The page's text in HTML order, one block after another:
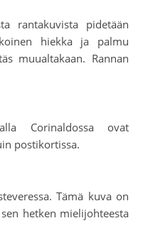
rantakuvista pidetään
hiekka ja palmu
muualtakaan. Rannan
Corinaldossa ovat
postikortissa.
Tämä kuva on
hetken mielijohteesta